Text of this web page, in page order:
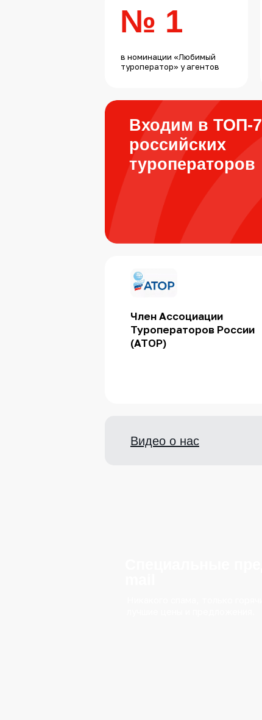
Видео о нас
Член Ассоциации
Туроператоров России
(ATOP)
Входим в ТОП-7
российских
туроператоров
в номинации «Любимый
туроператор» у агентов
№ 1